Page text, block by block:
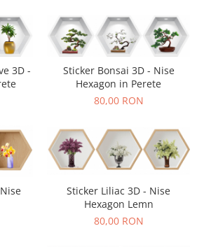
3D -
Sticker Bonsai 3D - Nise
Hexagon in Perete
80,00 RON
Sticker Liliac 3D - Nise
Hexagon Lemn
80,00 RON